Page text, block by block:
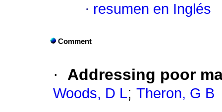
· resumen en Inglés
Comment
· Addressing poor
Woods, D L; Theron, G B